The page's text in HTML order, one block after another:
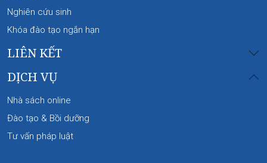
Nghiên cứu sinh
Khóa đào tạo ngắn hạn
LIÊN KẾT
DỊCH VỤ
Nhà sách online
Đào tạo & Bồi dưỡng
Tư vấn pháp luật